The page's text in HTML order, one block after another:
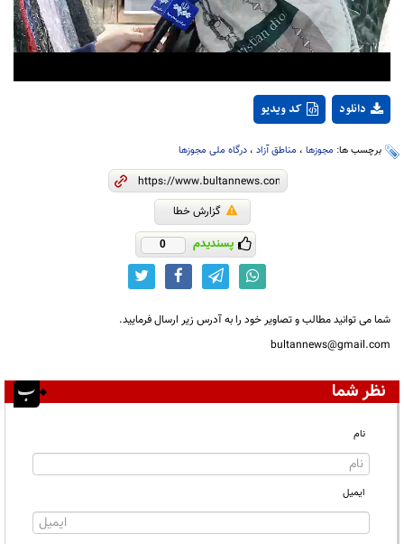
Video
کد ویدیو دانلود
برچسب ها: مجوزها ، مناطق آزاد ، درگاه ملی مجوزها
گزارش خطا
پسندیدم 0
شما می توانید مطالب و تصاویر خود را به آدرس زیر ارسال فرمایید.
bultannews@gmail.com
نظر شما
نام
ایمیل